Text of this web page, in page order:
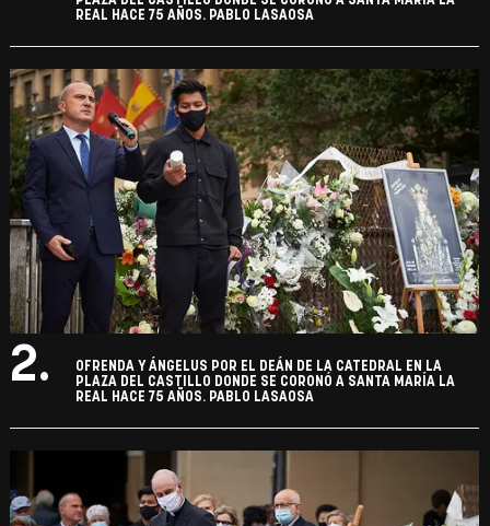
REAL HACE 75 AÑOS. PABLO LASAOSA
2.
OFRENDA Y ÁNGELUS POR EL DEÁN DE LA CATEDRAL EN LA
PLAZA DEL CASTILLO DONDE SE CORONÓ A SANTA MARÍA LA
REAL HACE 75 AÑOS. PABLO LASAOSA